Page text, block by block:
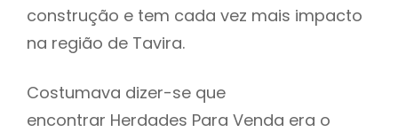
construção e tem cada vez mais impacto
na região de Tavira.
Costumava dizer-se que
encontrar Herdades Para Venda era o